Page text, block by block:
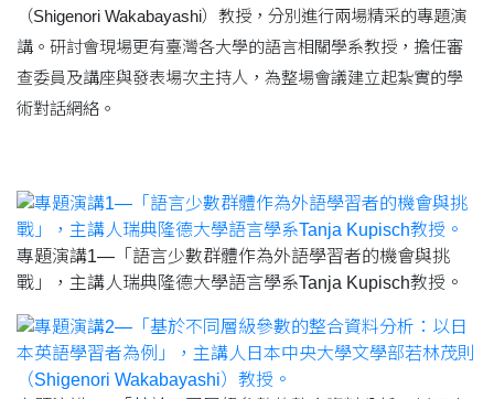
（Shigenori Wakabayashi）教授，分別進行兩場精采的專題演
講。研討會現場更有臺灣各大學的語言相關學系教授，擔任審
查委員及講座與發表場次主持人，為整場會議建立起紮實的學
術對話網絡。
專題演講1—「語言少數群體作為外語學習者的機會與挑
戰」，主講人瑞典隆德大學語言學系Tanja Kupisch教授。